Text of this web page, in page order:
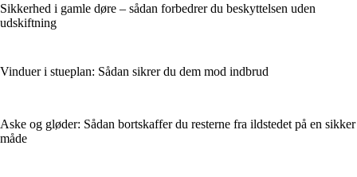
Sikkerhed i gamle døre – sådan forbedrer du beskyttelsen uden
udskiftning
Vinduer i stueplan: Sådan sikrer du dem mod indbrud
Aske og gløder: Sådan bortskaffer du resterne fra ildstedet på en sikker
måde